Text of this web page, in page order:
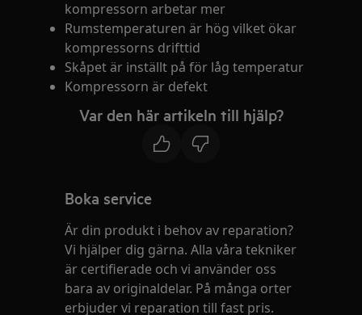
kompressorn arbetar mer
Rumstemperaturen är hög vilket ökar
kompressorns drifttid
Skåpet är inställt på för låg temperatur
Kompressorn är defekt
Var den här artikeln till hjälp?
Boka service
Är din produkt i behov av reparation?
Vi hjälper dig gärna. Alla våra tekniker
är certifierade och vi använder oss
bara av originaldelar. På många orter
erbjuder vi reparation till fast pris.